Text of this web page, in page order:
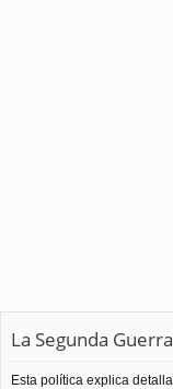
La Segunda
Esta política explica